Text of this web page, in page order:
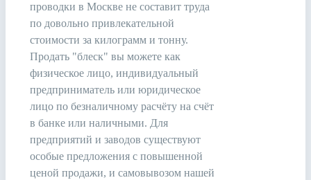
проводки в Москве не составит труда
по довольно привлекательной
стоимости за килограмм и тонну.
Продать "блеск" вы можете как
физическое лицо, индивидуальный
предприниматель или юридическое
лицо по безналичному расчёту на счёт
в банке или наличными. Для
предприятий и заводов существуют
особые предложения с повышенной
ценой продажи, и самовывозом нашей